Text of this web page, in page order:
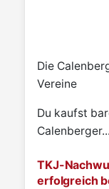
Die
Vereine
Du kaufst
Calenberger...
TKJ-
erfolgreich